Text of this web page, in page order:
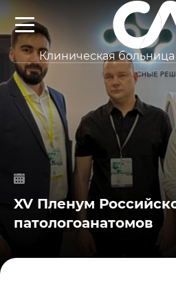
Клиническая
XV Пленум
патологоанатомов